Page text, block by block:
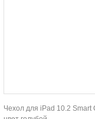
Чехол для iPad 10.2 Smart